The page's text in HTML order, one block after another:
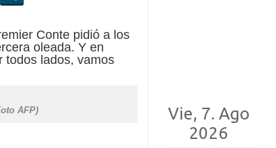
Conte pidió a los
oleada. Y en
todos lados, vamos
AFP)